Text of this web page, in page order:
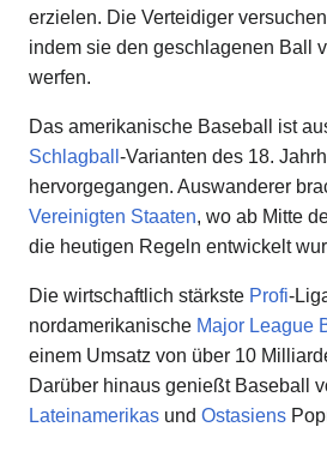
erzielen. Die Verteidiger
indem sie den geschlagenen Ball
werfen.
Das amerikanische Baseball ist
Schlagball -Varianten des 18.
hervorgegangen. Auswanderer
Vereinigten Staaten, wo ab Mitte
die heutigen Regeln entwickelt
Die wirtschaftlich stärkste Profi-
nordamerikanische Major League
einem Umsatz von über 10
Darüber hinaus genießt Baseball
Lateinamerikas und Ostasiens